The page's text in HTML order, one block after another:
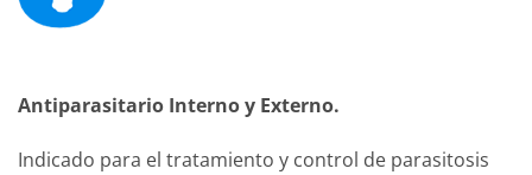
Antiparasitario Interno y Externo.
Indicado para el tratamiento y control de parasitosis